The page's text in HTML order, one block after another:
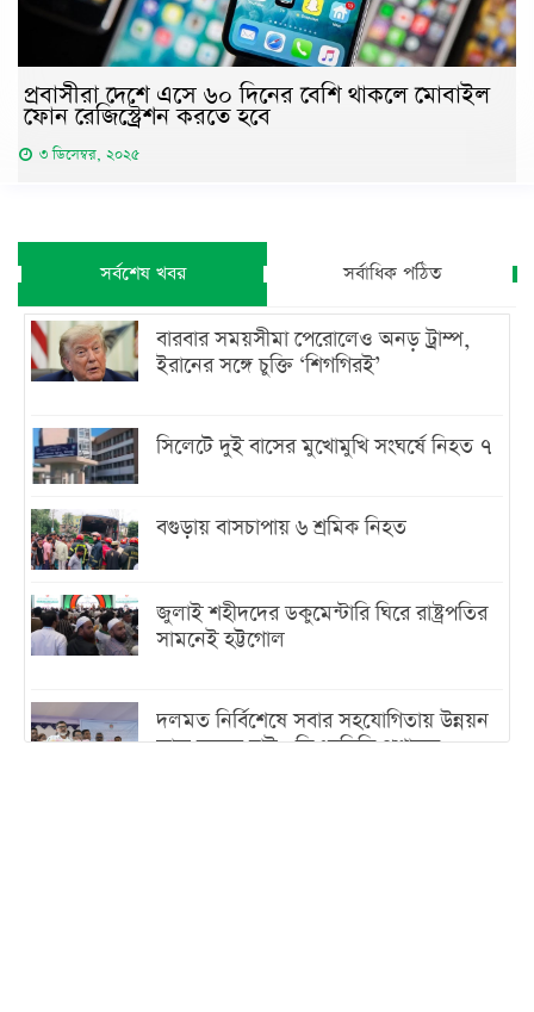
প্রবাসীরা দেশে এসে ৬০ দিনের বেশি থাকলে মোবাইল
ফোন রেজিস্ট্রেশন করতে হবে
৩ ডিসেম্বর, ২০২৫
সর্বশেষ খবর সর্বাধিক পঠিত
বারবার সময়সীমা পেরোলেও অনড় ট্রাম্প,
ইরানের সঙ্গে চুক্তি ‘শিগগিরই’
সিলেটে দুই বাসের মুখোমুখি সংঘর্ষে নিহত ৭
বগুড়ায় বাসচাপায় ৬ শ্রমিক নিহত
জুলাই শহীদদের ডকুমেন্টারি ঘিরে রাষ্ট্রপতির
সামনেই হট্টগোল
দলমত নির্বিশেষে সবার সহযোগিতায় উন্নয়ন
কাজ করতে চাই : ডিএনসিসি প্রশাসক